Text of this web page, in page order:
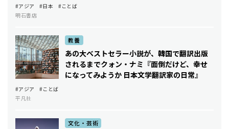
#アジア #日本
#ことば
明石書店
教養
あの大ベストセラー小説が、韓国で翻訳出版
されるまで――クォン・ナミ『面倒だけど、幸せ
になってみようか 日本文学翻訳家の日常』
#アジア
#ことば
平凡社
文化・芸術